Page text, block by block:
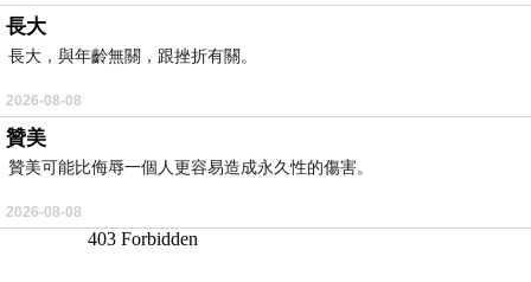
長大
長大，與年齡無關，跟挫折有關。
2026-08-08
贊美
贊美可能比侮辱一個人更容易造成永久性的傷害。
2026-08-08